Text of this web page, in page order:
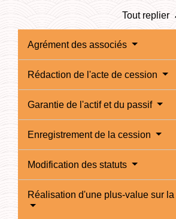
Tout replier
Agrément des associés
Rédaction de l'acte de cession
Garantie de l'actif et du passif
Enregistrement de la cession
Modification des statuts
Réalisation d'une plus-value sur